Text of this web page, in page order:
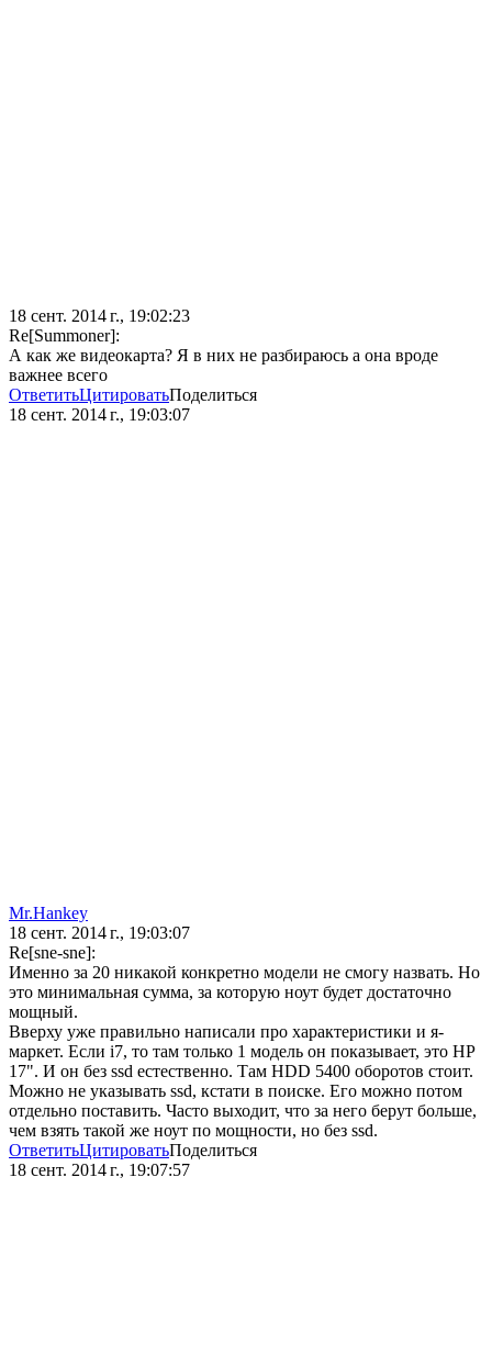
18 сент. 2014 г., 19:02:23
Re[Summoner]:
А как же видеокарта? Я в них не разбираюсь а она вроде
важнее всего
ОтветитьЦитироватьПоделиться
18 сент. 2014 г., 19:03:07
Mr.Hankey
18 сент. 2014 г., 19:03:07
Re[sne-sne]:
Именно за 20 никакой конкретно модели не смогу назвать. Но
это минимальная сумма, за которую ноут будет достаточно
мощный.
Вверху уже правильно написали про характеристики и я-
маркет. Если i7, то там только 1 модель он показывает, это HP
17". И он без ssd естественно. Там HDD 5400 оборотов стоит.
Можно не указывать ssd, кстати в поиске. Его можно потом
отдельно поставить. Часто выходит, что за него берут больше,
чем взять такой же ноут по мощности, но без ssd.
ОтветитьЦитироватьПоделиться
18 сент. 2014 г., 19:07:57